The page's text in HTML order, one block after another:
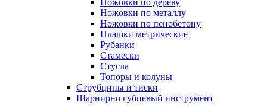
Ножовки по дереву
Ножовки по металлу
Ножовки по пенобетону
Плашки метрические
Рубанки
Стамески
Стусла
Топоры и колуны
Струбцины и тиски
Шарнирно губцевый инструмент